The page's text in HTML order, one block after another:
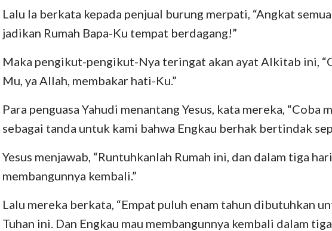
Lalu Ia berkata kepada penjual burung merpati, “Angkat
jadikan Rumah Bapa-Ku tempat berdagang!”
Maka pengikut-pengikut-Nya teringat akan ayat Alkitab ini,
Mu, ya Allah, membakar hati-Ku.”
Para penguasa Yahudi menantang Yesus, kata mereka, “Coba
sebagai tanda untuk kami bahwa Engkau berhak bertindak
Yesus menjawab, “Runtuhkanlah Rumah ini, dan dalam tiga
membangunnya kembali.”
Lalu mereka berkata, “Empat puluh enam tahun dibutuhkan
Tuhan ini. Dan Engkau mau membangunnya kembali dalam